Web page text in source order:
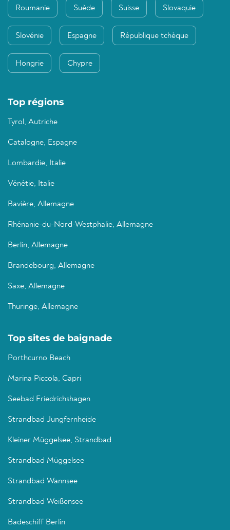
Roumanie Suède Suisse Slovaquie
Slovénie Espagne République tchèque
Hongrie Chypre
Top régions
Tyrol, Autriche
Catalogne, Espagne
Lombardie, Italie
Vénétie, Italie
Bavière, Allemagne
Rhénanie-du-Nord-Westphalie, Allemagne
Berlin, Allemagne
Brandebourg, Allemagne
Saxe, Allemagne
Thuringe, Allemagne
Top sites de baignade
Porthcurno Beach
Marina Piccola, Capri
Seebad Friedrichshagen
Strandbad Jungfernheide
Kleiner Müggelsee, Strandbad
Strandbad Müggelsee
Strandbad Wannsee
Strandbad Weißensee
Badeschiff Berlin